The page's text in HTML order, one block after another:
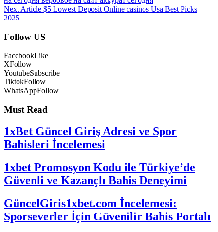
Next Article $5 Lowest Deposit Online casinos Usa Best Picks
2025
Follow US
FacebookLike
XFollow
YoutubeSubscribe
TiktokFollow
WhatsAppFollow
Must Read
1xBet Güncel Giriş Adresi ve Spor
Bahisleri İncelemesi
1xbet Promosyon Kodu ile Türkiye’de
Güvenli ve Kazançlı Bahis Deneyimi
GüncelGiris1xbet.com İncelemesi:
Sporseverler İçin Güvenilir Bahis Portalı